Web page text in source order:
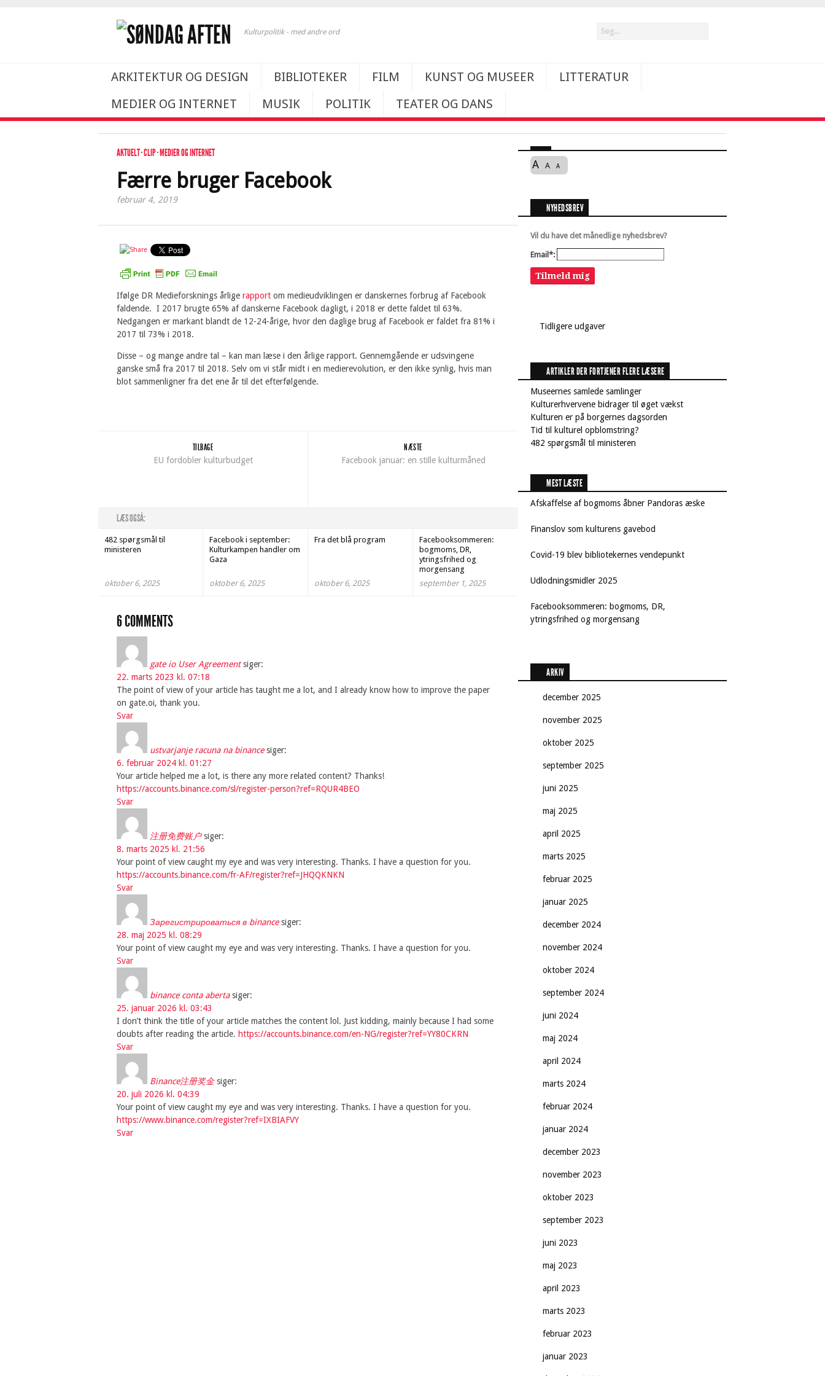
Kulturpolitik - med andre ord
ARKITEKTUR OG DESIGN BIBLIOTEKER FILM KUNST OG MUSEER
LITTERATUR
MEDIER OG INTERNET
MUSIK POLITIK TEATER OG DANS
AKTUELT·CLIP·MEDIER OG INTERNET
Færre bruger Facebook
februar 4, 2019
Ifølge DR Medieforsknings årlige rapport om medieudviklingen er danskernes forbrug af Facebook
faldende. I 2017 brugte 65% af danskerne Facebook dagligt, i 2018 er dette faldet til 63%.
Nedgangen er markant blandt de 12-24-årige, hvor den daglige brug af Facebook er faldet fra 81% i
2017 til 73% i 2018.
Disse – og mange andre tal – kan man læse i den årlige rapport. Gennemgående er udsvingene
ganske små fra 2017 til 2018. Selv om vi står midt i en medierevolution, er den ikke synlig, hvis man
blot sammenligner fra det ene år til det efterfølgende.
TILBAGE
EU fordobler kulturbudget
NÆSTE
Facebook januar: en stille kulturmåned
LÆS OGSÅ:
482 spørgsmål til
ministeren
oktober 6, 2025
Facebook i september:
Kulturkampen handler om
Gaza
oktober 6, 2025
Fra det blå program
oktober 6, 2025
Facebooksommeren:
bogmoms, DR,
ytringsfrihed og
morgensang
september 1, 2025
6 COMMENTS
gate io User Agreement siger:
22. marts 2023 kl. 07:18
The point of view of your article has taught me a lot, and I already know how to improve the paper
on gate.oi, thank you.
Svar
ustvarjanje racuna na binance siger:
6. februar 2024 kl. 01:27
Your article helped me a lot, is there any more related content? Thanks!
https://accounts.binance.com/sl/register-person?ref=RQUR4BEO
Svar
注册免费账户 siger:
8. marts 2025 kl. 21:56
Your point of view caught my eye and was very interesting. Thanks. I have a question for you.
https://accounts.binance.com/fr-AF/register?ref=JHQQKNKN
Svar
Зарегистрироваться в binance siger:
28. maj 2025 kl. 08:29
Your point of view caught my eye and was very interesting. Thanks. I have a question for you.
Svar
binance conta aberta siger:
25. januar 2026 kl. 03:43
I don’t think the title of your article matches the content lol. Just kidding, mainly because I had some
doubts after reading the article. https://accounts.binance.com/en-NG/register?ref=YY80CKRN
Svar
Binance注册奖金 siger:
20. juli 2026 kl. 04:39
Your point of view caught my eye and was very interesting. Thanks. I have a question for you.
https://www.binance.com/register?ref=IXBIAFVY
Svar
A A A
NYHEDSBREV
Vil du have det månedlige nyhedsbrev?
Email*:
Tilmeld mig
Tidligere udgaver
ARTIKLER DER FORTJENER FLERE LÆSERE
Museernes samlede samlinger
Kulturerhvervene bidrager til øget vækst
Kulturen er på borgernes dagsorden
Tid til kulturel opblomstring?
482 spørgsmål til ministeren
MEST LÆSTE
Afskaffelse af bogmoms åbner Pandoras æske
Finanslov som kulturens gavebod
Covid-19 blev bibliotekernes vendepunkt
Udlodningsmidler 2025
Facebooksommeren: bogmoms, DR,
ytringsfrihed og morgensang
ARKIV
december 2025
november 2025
oktober 2025
september 2025
juni 2025
maj 2025
april 2025
marts 2025
februar 2025
januar 2025
december 2024
november 2024
oktober 2024
september 2024
juni 2024
maj 2024
april 2024
marts 2024
februar 2024
januar 2024
december 2023
november 2023
oktober 2023
september 2023
juni 2023
maj 2023
april 2023
marts 2023
februar 2023
januar 2023